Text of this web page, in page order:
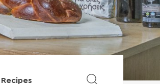
Search Recipes